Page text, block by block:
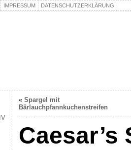
IMPRESSUM DATENSCHUTZERKLÄRUNG
« Spargel mit
Bärlauchpfannkuchenstreifen
Caesar’s